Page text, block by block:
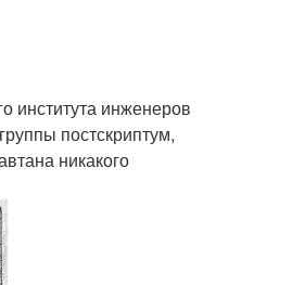
института инженеров
постскриптум,
никакого